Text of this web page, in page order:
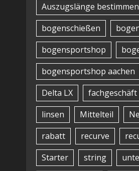
Auszugslänge bestimmen
bogenschießen
bogensportshop
bogensportshop aachen
Delta LX
fachgeschäft
linsen
Mittelteil
rabatt
recurve
Starter
string